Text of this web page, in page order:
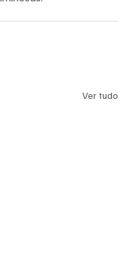
Ver tudo